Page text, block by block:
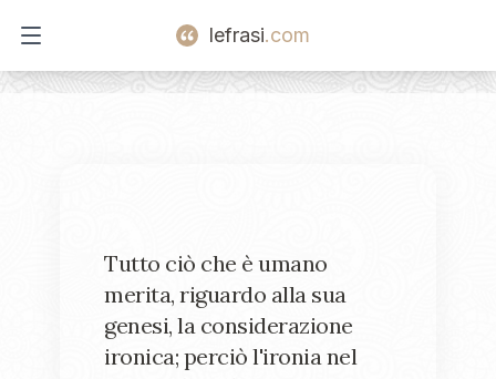
Open main menu
lefrasi.com
Tutto ciò che è umano
merita, riguardo alla sua
genesi, la considerazione
ironica; perciò l'ironia nel